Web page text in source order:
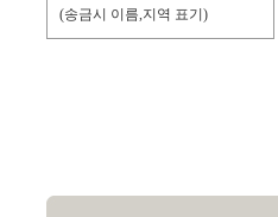
(송금시 이름,지역 표기)